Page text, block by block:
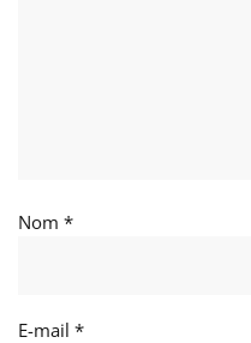
Nom *
E-mail *